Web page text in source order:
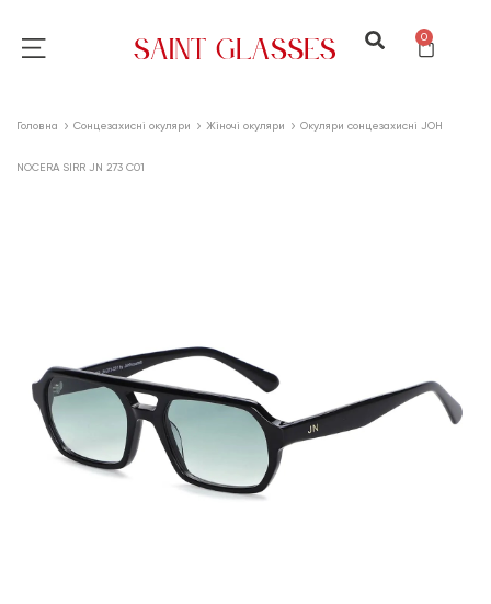
0
Головна Сонцезахисні окуляри Жіночі окуляри Окуляри сонцезахисні JOH
NOCERA SIRR JN 273 C01